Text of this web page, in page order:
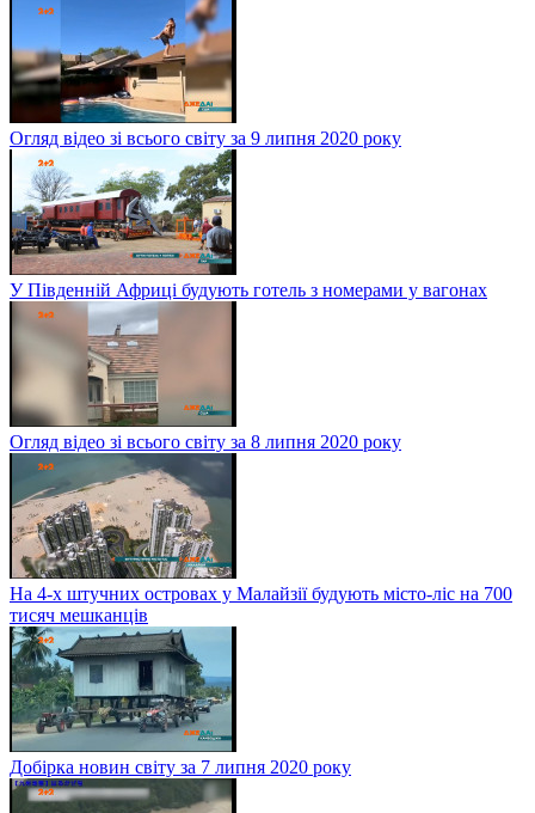
Огляд відео зі всього світу за 9 липня 2020 року
У Південній Африці будують готель з номерами у вагонах
Огляд відео зі всього світу за 8 липня 2020 року
На 4-х штучних островах у Малайзії будують місто-ліс на 700
тисяч мешканців
Добірка новин світу за 7 липня 2020 року